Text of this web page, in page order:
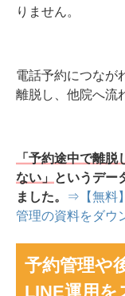
りません。
電話予約につなが
離脱し、他院へ流
「予約途中で離
ない」
というデー
ました。
⇒【無料
管理の資料をダウ
予約管理や
LINE運用を